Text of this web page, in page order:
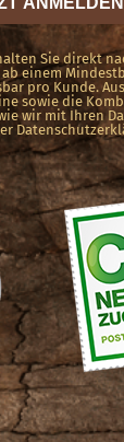
Sie direkt
einem
pro Kunde.
sowie die
wir mit Ihren